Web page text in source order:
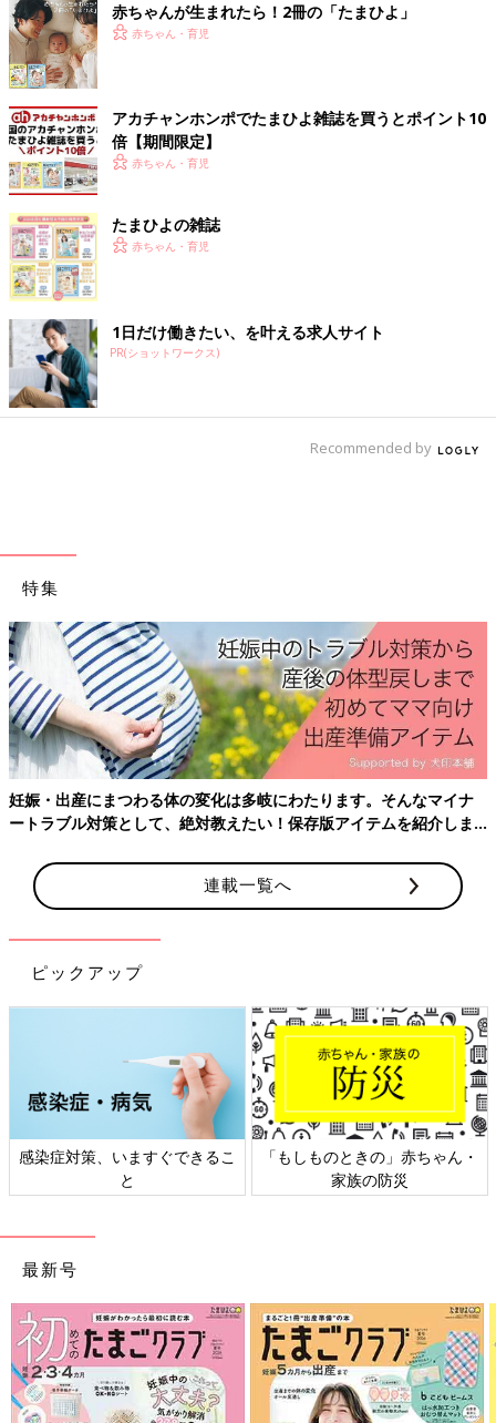
赤ちゃんが生まれたら！2冊の「たまひよ」
赤ちゃん・育児
アカチャンホンポでたまひよ雑誌を買うとポイント10
倍【期間限定】
赤ちゃん・育児
たまひよの雑誌
赤ちゃん・育児
1日だけ働きたい、を叶える求人サイト
PR(ショットワークス)
Recommended by
特集
妊娠・出産にまつわる体の変化は多岐にわたります。そんなマイナ
ートラブル対策として、絶対教えたい！保存版アイテムを紹介しま
連載一覧へ
ピックアップ
感染症対策、いますぐできるこ
と
「もしものときの」赤ちゃん・
家族の防災
最新号